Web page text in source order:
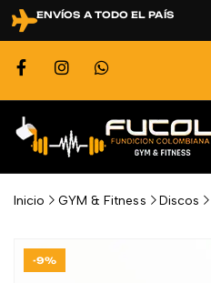
ENVÍOS A TODO EL PAÍS
Inicio GYM & Fitness Discos
-9%